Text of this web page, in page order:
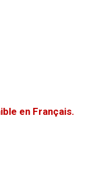
en Français.